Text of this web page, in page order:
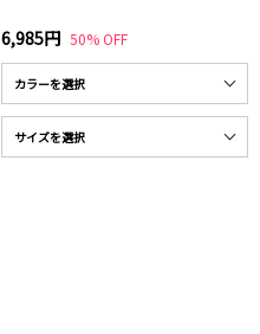
6,985円 50% OFF